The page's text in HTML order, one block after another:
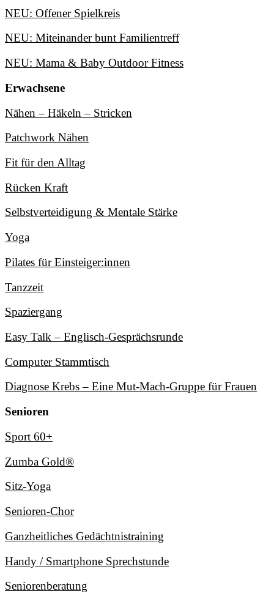
NEU: Offener Spielkreis
NEU: Miteinander bunt Familientreff
NEU: Mama & Baby Outdoor Fitness
Erwachsene
Nähen – Häkeln – Stricken
Patchwork Nähen
Fit für den Alltag
Rücken Kraft
Selbstverteidigung & Mentale Stärke
Yoga
Pilates für Einsteiger:innen
Tanzzeit
Spaziergang
Easy Talk – Englisch-Gesprächsrunde
Computer Stammtisch
Diagnose Krebs – Eine Mut-Mach-Gruppe für Frauen
Senioren
Sport 60+
Zumba Gold®
Sitz-Yoga
Senioren-Chor
Ganzheitliches Gedächtnistraining
Handy / Smartphone Sprechstunde
Seniorenberatung